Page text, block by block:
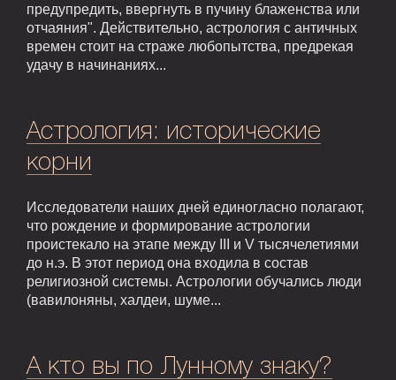
предупредить, ввергнуть в пучину блаженства или
отчаяния". Действительно, астрология с античных
времен стоит на страже любопытства, предрекая
удачу в начинаниях...
Астрология: исторические
корни
Исследователи наших дней единогласно полагают,
что рождение и формирование астрологии
проистекало на этапе между III и V тысячелетиями
до н.э. В этот период она входила в состав
религиозной системы. Астрологии обучались люди
(вавилоняны, халдеи, шуме...
А кто вы по Лунному знаку?